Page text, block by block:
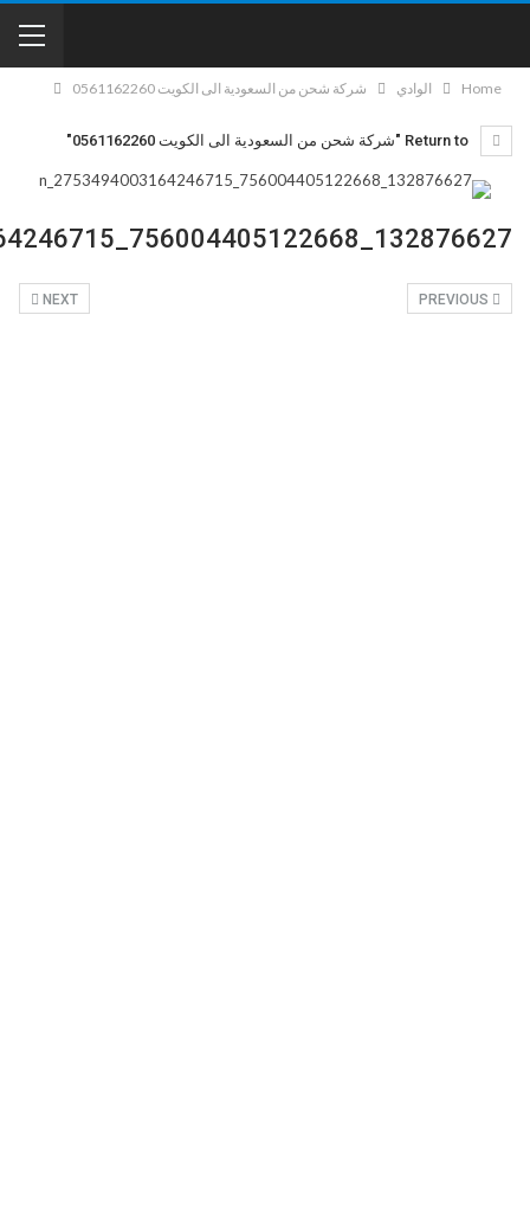
Home الوادي شركة شحن من السعودية الى الكويت 0561162260
132876627_756004405122668_2753494003164246715_n
NEXT